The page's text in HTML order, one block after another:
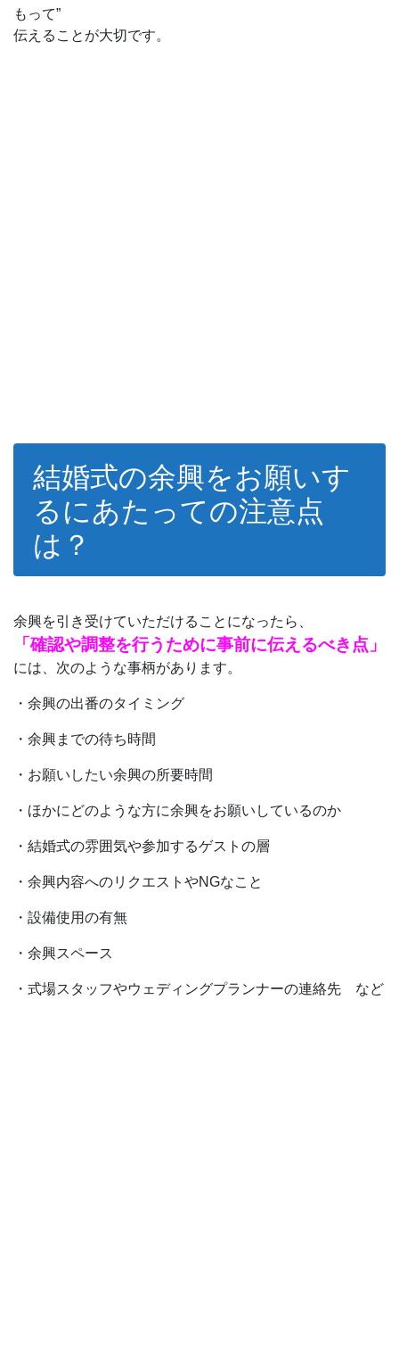
もって”
伝えることが大切です。
結婚式の余興をお願いす
るにあたっての注意点
は？
余興を引き受けていただけることになったら、
「確認や調整を行うために事前に伝えるべき点」
には、次のような事柄があります。
・余興の出番のタイミング
・余興までの待ち時間
・お願いしたい余興の所要時間
・ほかにどのような方に余興をお願いしているのか
・結婚式の雰囲気や参加するゲストの層
・余興内容へのリクエストやNGなこと
・設備使用の有無
・余興スペース
・式場スタッフやウェディングプランナーの連絡先 など